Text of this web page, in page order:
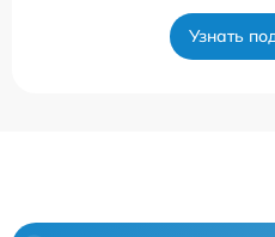
Узнать